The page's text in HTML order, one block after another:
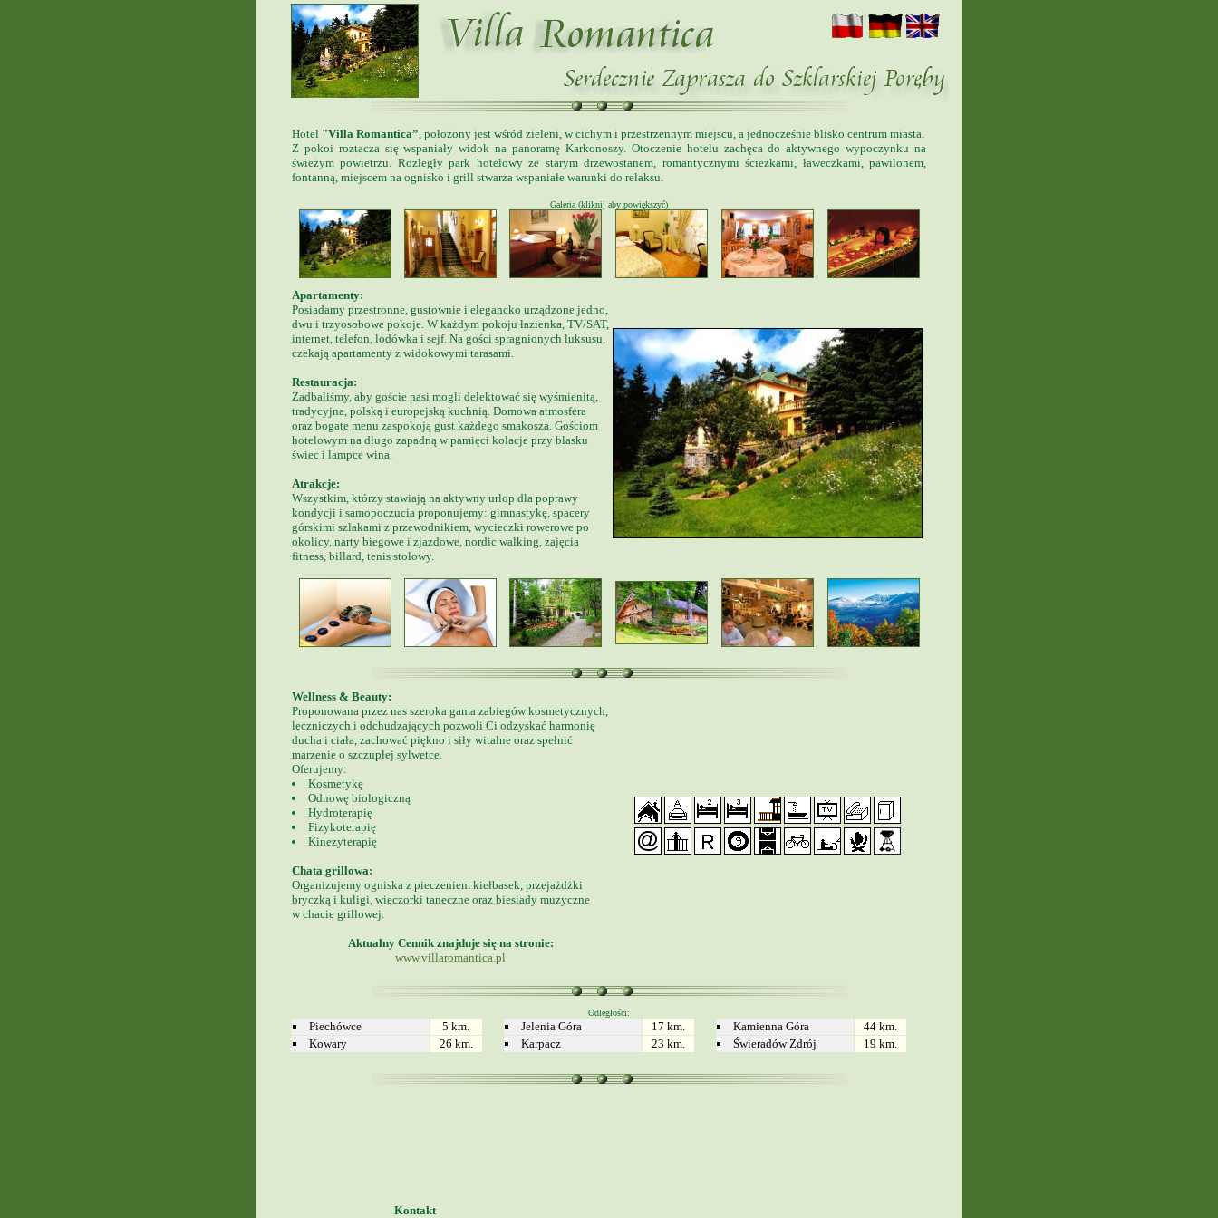
Hotel "Villa Romantica”, położony jest wśród zieleni, w cichym i przestrzennym miejscu, a jednocześnie blisko centrum miasta.
Z pokoi roztacza się wspaniały widok na panoramę Karkonoszy. Otoczenie hotelu zachęca do aktywnego wypoczynku na
świeżym powietrzu. Rozległy park hotelowy ze starym drzewostanem, romantycznymi ścieżkami, ławeczkami, pawilonem,
fontanną, miejscem na ognisko i grill stwarza wspaniałe warunki do relaksu.
Galeria (kliknij aby powiększyć)
Apartamenty:
Posiadamy przestronne, gustownie i elegancko urządzone jedno,
dwu i trzyosobowe pokoje. W każdym pokoju łazienka, TV/SAT,
internet, telefon, lodówka i sejf. Na gości spragnionych luksusu,
czekają apartamenty z widokowymi tarasami.
Restauracja:
Zadbaliśmy, aby goście nasi mogli delektować się wyśmienitą,
tradycyjna, polską i europejską kuchnią. Domowa atmosfera
oraz bogate menu zaspokoją gust każdego smakosza. Gościom
hotelowym na długo zapadną w pamięci kolacje przy blasku
świec i lampce wina.
Atrakcje:
Wszystkim, którzy stawiają na aktywny urlop dla poprawy
kondycji i samopoczucia proponujemy: gimnastykę, spacery
górskimi szlakami z przewodnikiem, wycieczki rowerowe po
okolicy, narty biegowe i zjazdowe, nordic walking, zajęcia
fitness, billard, tenis stołowy.
Wellness & Beauty:
Proponowana przez nas szeroka gama zabiegów kosmetycznych,
leczniczych i odchudzających pozwoli Ci odzyskać harmonię
ducha i ciała, zachować piękno i siły witalne oraz spełnić
marzenie o szczupłej sylwetce.
Oferujemy:
Kosmetykę
Odnowę biologiczną
Hydroterapię
Fizykoterapię
Kinezyterapię
Chata grillowa:
Organizujemy ogniska z pieczeniem kiełbasek, przejażdżki
bryczką i kuligi, wieczorki taneczne oraz biesiady muzyczne
w chacie grillowej.
Aktualny Cennik znajduje się na stronie:
www.villaromantica.pl
Odległości:
Piechówce 5 km. Jelenia Góra 17 km. Kamienna Góra
44 km.
Kowary
26 km. Karpacz 23 km. Świeradów Zdrój 19 km.
Kontakt